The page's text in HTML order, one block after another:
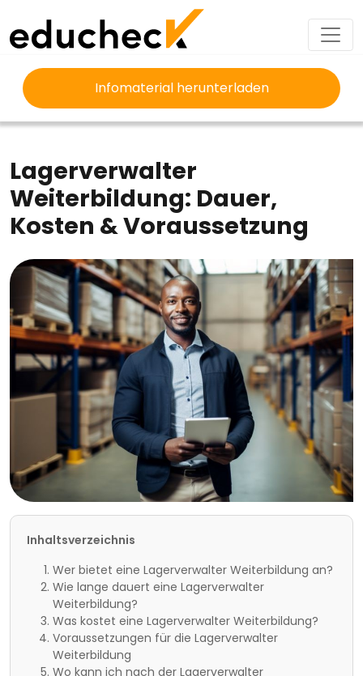
Infomaterial herunterladen
EDUCHECK
AUSBILDUNG
LAGERVERWALTER WEITERBILDUNG
Lagerverwalter
Weiterbildung: Dauer,
Kosten & Voraussetzung
Inhaltsverzeichnis
Wer bietet eine Lagerverwalter Weiterbildung an?
Wie lange dauert eine Lagerverwalter
Weiterbildung?
Was kostet eine Lagerverwalter Weiterbildung?
Voraussetzungen für die Lagerverwalter
Weiterbildung
Wo kann ich nach der Lagerverwalter